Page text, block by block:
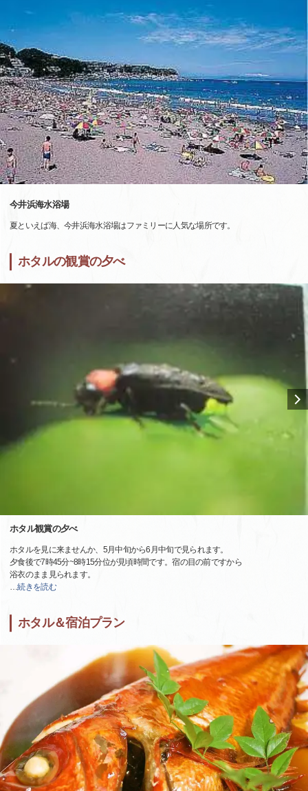
今井浜海水浴場
夏といえば海、今井浜海水浴場はファミリーに人気な場所です。
ホタルの観賞の夕べ
ホタル観賞の夕べ
ホタルを見に来ませんか、5月中旬から6月中旬で見られます。
夕食後で7時45分~8時15分位が見頃時間です。宿の目の前ですから
浴衣のまま見られます。
…続きを読む
ホタル＆宿泊プラン